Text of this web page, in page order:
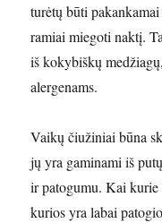
turėtų būti
ramiai miegoti naktį.
iš kokybiškų
alergenams.
Vaikų čiužiniai būna
jų yra gaminami iš
ir patogumu. Kai kurie
kurios yra labai